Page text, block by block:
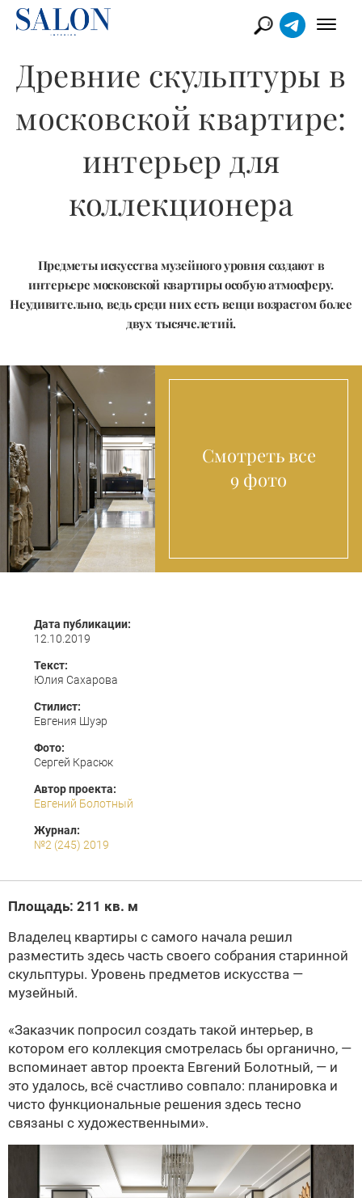
Древние скульптуры в
московской квартире:
интерьер для
коллекционера
Предметы искусства музейного уровня создают в
интерьере московской квартиры особую атмосферу.
Неудивительно, ведь среди них есть вещи возрастом более
двух тысячелетий.
Смотреть все
9 фото
Дата публикации:
12.10.2019
Текст:
Юлия Сахарова
Стилист:
Евгения Шуэр
Фото:
Сергей Красюк
Автор проекта:
Евгений Болотный
Журнал:
№2 (245) 2019
Площадь: 211 кв. м
Владелец квартиры с самого начала решил
разместить здесь часть своего собрания старинной
скульптуры. Уровень предметов искусства —
музейный.
«Заказчик попросил создать такой интерьер, в
котором его коллекция смотрелась бы органично, —
вспоминает автор проекта Евгений Болотный, — и
это удалось, всё счастливо совпало: планировка и
чисто функциональные решения здесь тесно
связаны с художественными».